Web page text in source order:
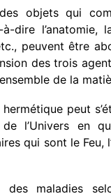
des objets qui
à-dire l’anatomie,
peuvent être
des trois
de la
peut
l’Univers en
qui sont le Feu,
maladies